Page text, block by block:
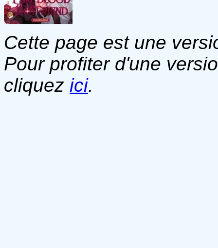
Cette page est une
Pour profiter d'une
cliquez ici.